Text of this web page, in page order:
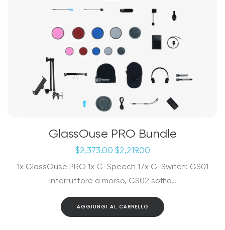
GlassOuse PRO Bundle
$2,373.00 Il
originale
era:
$2,219.00Il
attuale
è:
1x GlassOuse PRO 1x G-Speech 17x G-Switch: GS01
interruttore a morso, GS02 soffio…
AGGIUNGI AL CARRELLO